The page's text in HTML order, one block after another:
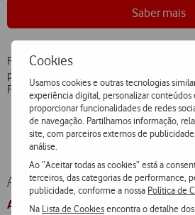
Cookies
Usamos cookies e outras tecnologias
experiência digital, personalizar conteúdos
proporcionar funcionalidades de redes
de navegação. Partilhamos informação,
site, com parceiros externos de
análise.
Ao “Aceitar todas as cookies” está a
terceiros, das categorias de performance,
publicidade, conforme a nossa Política de
Na Lista de Cookiesencontra o detalhe
Saber mais
Pretende contribuir para elevar a posição
portuguesa ao topo da cadeia de valor da
Portugal como referência na condução
Agenda | Sustainable Plastics
Agenda Mobilizadora para os